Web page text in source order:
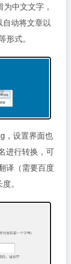
中文文字，
动将文章以
式。
，设置界面也
进行转换，可
译（需要百度
。